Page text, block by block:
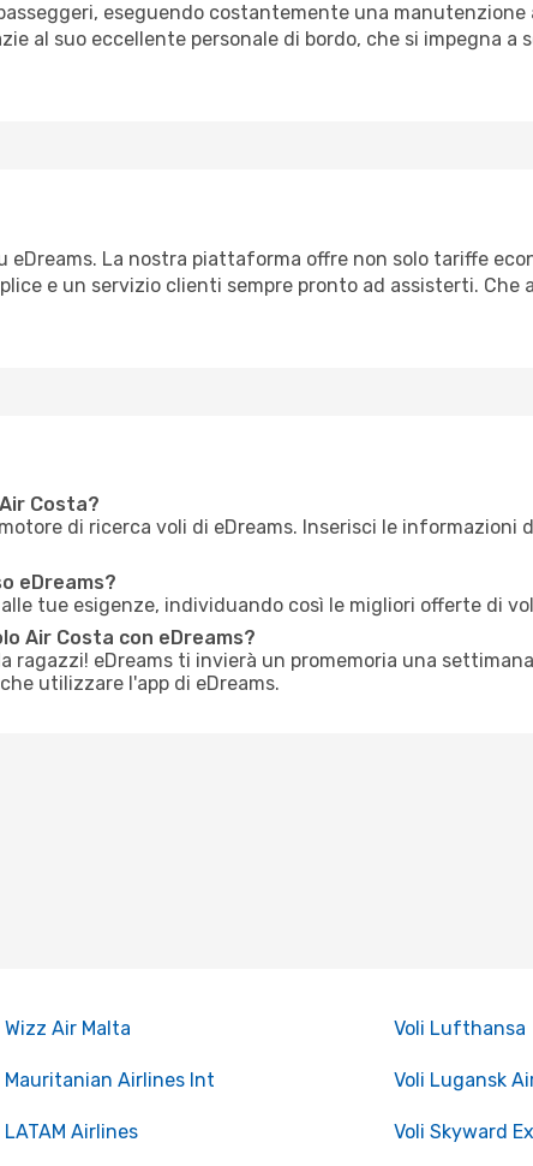
eseguendo costantemente una manutenzione
al suo eccellente personale di bordo, che si impegna a
eDreams. La nostra piattaforma offre non solo tariffe
e un servizio clienti sempre pronto ad assisterti. Che
Costa?
di ricerca voli di eDreams. Inserisci le informazioni
eDreams?
tue esigenze, individuando così le migliori offerte di
Air Costa con eDreams?
ragazzi! eDreams ti invierà un promemoria una
utilizzare l'app di eDreams.
Wizz Air Malta Voli Lufthansa
Mauritanian Airlines Int Voli Lugansk
LATAM Airlines Voli Skyward